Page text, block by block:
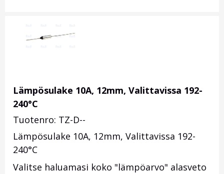
Lämpösulake 10A, 12mm, Valittavissa 192-
240°C
Tuotenro: TZ-D--
Lämpösulake 10A, 12mm, Valittavissa 192-
240°C
Valitse haluamasi koko "lämpöarvo" alasveto